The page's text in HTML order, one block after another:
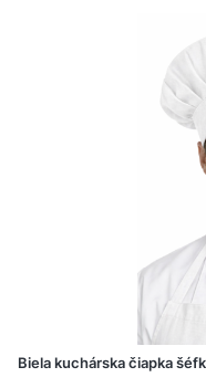
Biela kuchárska čiapka